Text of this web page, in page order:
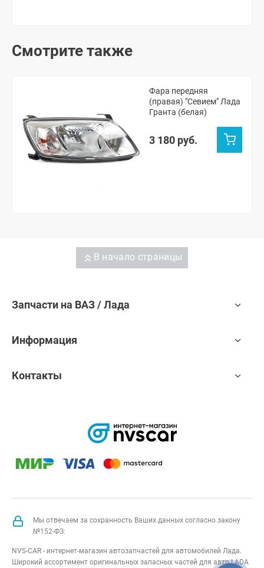
Смотрите также
Фара передняя
(правая) "Севием" Лада
Гранта (белая)
3 180 руб.
В начало страницы
Запчасти на ВАЗ / Лада
Информация
Контакты
Мы отвечаем за сохранность Ваших данных согласно закону
№152-ФЗ:
NVS-CAR - интернет-магазин автозапчастей для автомобилей Лада.
Широкий ассортимент оригинальных запасных частей для авто LADA